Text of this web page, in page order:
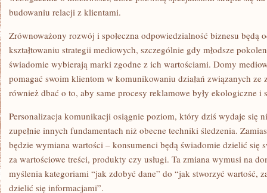
budowaniu relacji z klientami.
Zrównoważony rozwój i społeczna odpowiedzialność biznesu będą
kształtowaniu strategii mediowych, szczególnie gdy młodsze
świadomie wybierają marki zgodne z ich wartościami. Domy
pomagać swoim klientom w komunikowaniu działań związanych ze
również dbać o to, aby same procesy reklamowe były ekologiczne i
Personalizacja komunikacji osiągnie poziom, który dziś wydaje się
zupełnie innych fundamentach niż obecne techniki śledzenia.
będzie wymiana wartości – konsumenci będą świadomie dzielić się
za wartościowe treści, produkty czy usługi. Ta zmiana wymusi na
myślenia kategoriami “jak zdobyć dane” do “jak stworzyć wartość,
dzielić się informacjami”.